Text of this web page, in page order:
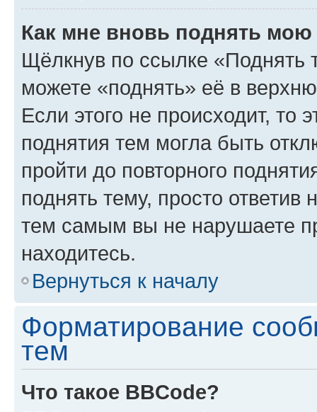
Как мне вновь поднять мою
Щёлкнув по ссылке «Поднять
можете «поднять» её в
Если этого не происходит, то
поднятия тем могла быть
пройти до повторного
поднять тему, просто ответив
тем самым вы не нарушаете
находитесь.
Вернуться к началу
Форматирование
тем
Что такое BBCode?